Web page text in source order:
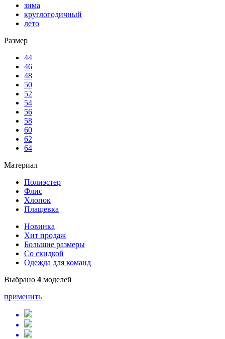
зима
круглогодичный
лето
Размер
44
46
48
50
52
54
56
58
60
62
64
Материал
Полиэстер
Флис
Хлопок
Плащевка
Новинка
Хит продаж
Большие размеры
Со скидкой
Одежда для команд
Выбрано 4 моделей
применить